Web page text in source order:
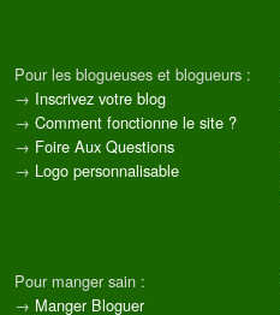
Pour les blogueuses et blogueurs :
→ Inscrivez votre blog
→ Comment fonctionne le site ?
→ Foire Aux Questions
→ Logo personnalisable
Pour manger sain :
→ Manger Bloguer